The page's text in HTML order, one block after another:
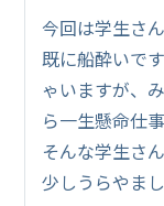
今回は学生さ
既に船酔いで
ゃいますが、
ら一生懸命仕
そんな学生さ
少しうらやま